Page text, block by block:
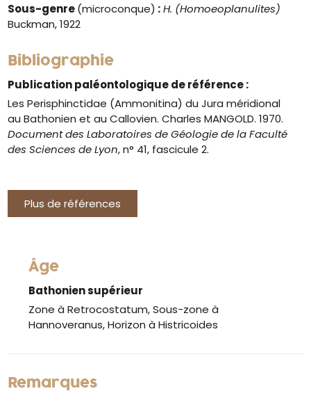
Sous-genre(microconque) :H. (Homoeoplanulites)
Buckman, 1922
Bibliographie
Publication paléontologique de référence :
Les Perisphinctidae (Ammonitina) du Jura méridional
au Bathonien et au Callovien. Charles MANGOLD. 1970.
Document des Laboratoires de Géologie de la Faculté
des Sciences de Lyon, n° 41, fascicule 2.
Plus de références
Âge
Bathonien supérieur
Zone à Retrocostatum, Sous-zone à
Hannoveranus, Horizon à Histricoides
Remarques